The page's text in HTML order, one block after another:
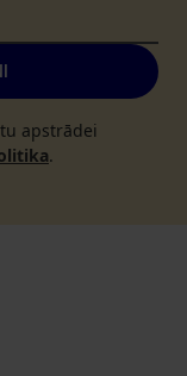
apstrādei
.